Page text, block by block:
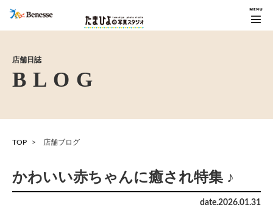
店舗日誌
TOP 店舗ブログ
かわいい赤ちゃんに癒され特集 ♪
date.2026.01.31